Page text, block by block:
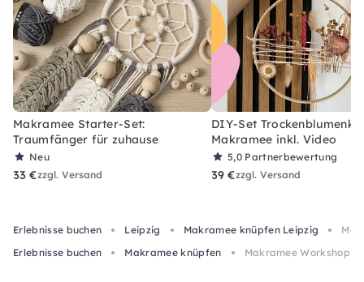
Makramee Starter-Set:
Traumfänger für zuhause
Neu
33 €zzgl. Versand
DIY-Set
Makramee inkl. Video
5,0 Partnerbewertung
39 €zzgl. Versand
Erlebnisse buchen Leipzig Makramee knüpfen Leipzig
Erlebnisse buchen
Makramee knüpfen Makramee Workshop